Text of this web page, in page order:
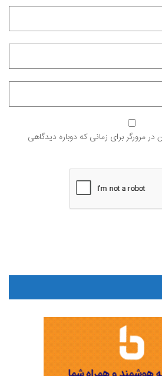
مرورگر برای زمانی که دوباره دیدگاهی